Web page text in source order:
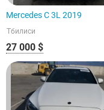
Mercedes C 3L 2019
Тбилиси
27 000 $